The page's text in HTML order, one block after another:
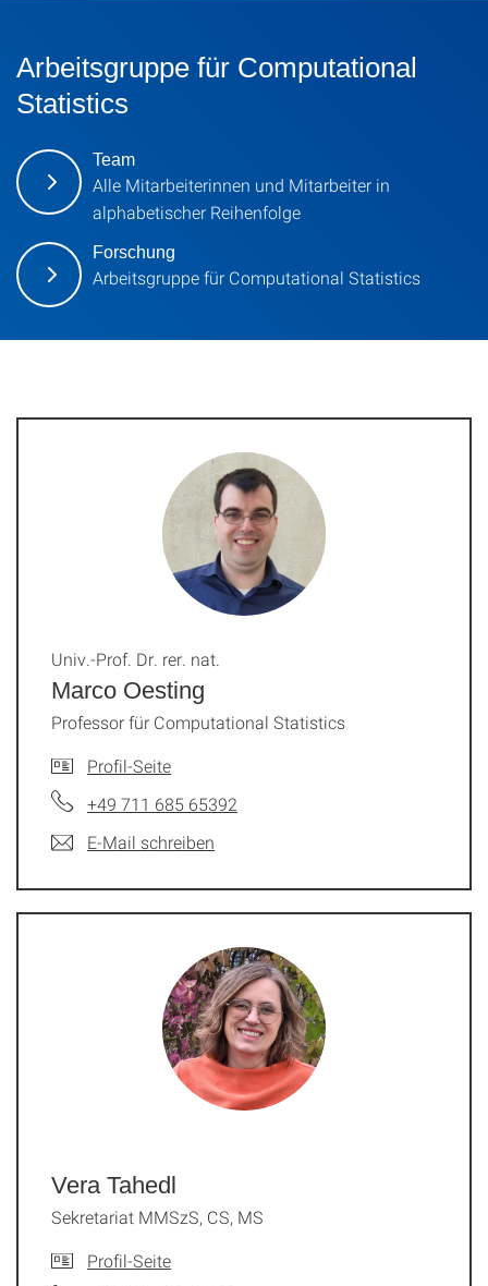
Arbeitsgruppe für Computational
Statistics
Team
Alle Mitarbeiterinnen und Mitarbeiter in
alphabetischer Reihenfolge
Forschung
Arbeitsgruppe für Computational Statistics
Marco Oesting
Univ.-Prof. Dr. rer. nat.
Professor für Computational Statistics
Profil-Seite
+49 711 685 65392
E-Mail schreiben
Vera Tahedl
Sekretariat MMSzS, CS, MS
Profil-Seite